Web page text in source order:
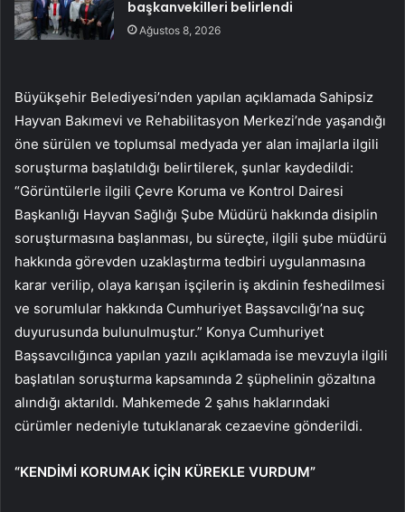
başkanvekilleri belirlendi
Ağustos 8, 2026
Büyükşehir Belediyesi’nden yapılan açıklamada Sahipsiz
Hayvan Bakımevi ve Rehabilitasyon Merkezi’nde yaşandığı
öne sürülen ve toplumsal medyada yer alan imajlarla ilgili
soruşturma başlatıldığı belirtilerek, şunlar kaydedildi:
“Görüntülerle ilgili Çevre Koruma ve Kontrol Dairesi
Başkanlığı Hayvan Sağlığı Şube Müdürü hakkında disiplin
soruşturmasına başlanması, bu süreçte, ilgili şube müdürü
hakkında görevden uzaklaştırma tedbiri uygulanmasına
karar verilip, olaya karışan işçilerin iş akdinin feshedilmesi
ve sorumlular hakkında Cumhuriyet Başsavcılığı’na suç
duyurusunda bulunulmuştur.” Konya Cumhuriyet
Başsavcılığınca yapılan yazılı açıklamada ise mevzuyla ilgili
başlatılan soruşturma kapsamında 2 şüphelinin gözaltına
alındığı aktarıldı. Mahkemede 2 şahıs haklarındaki
cürümler nedeniyle tutuklanarak cezaevine gönderildi.
“KENDİMİ KORUMAK İÇİN KÜREKLE VURDUM”